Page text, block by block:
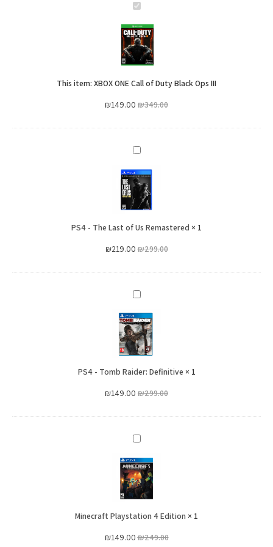
XBOX
ONE
Call
Duty
Black
This item: XBOX ONE Call of Duty Black Ops III
₪349.00
₪149.00
PS4
The
Last
of
Us
1
×
PS4 - The Last of Us Remastered
₪299.00
₪219.00
PS4
-
Tomb
Raider:
Definitive
1
×
PS4 - Tomb Raider: Definitive
₪299.00
₪149.00
Minecraft
4
Edition
1
×
Minecraft Playstation 4 Edition
₪249.00
₪149.00